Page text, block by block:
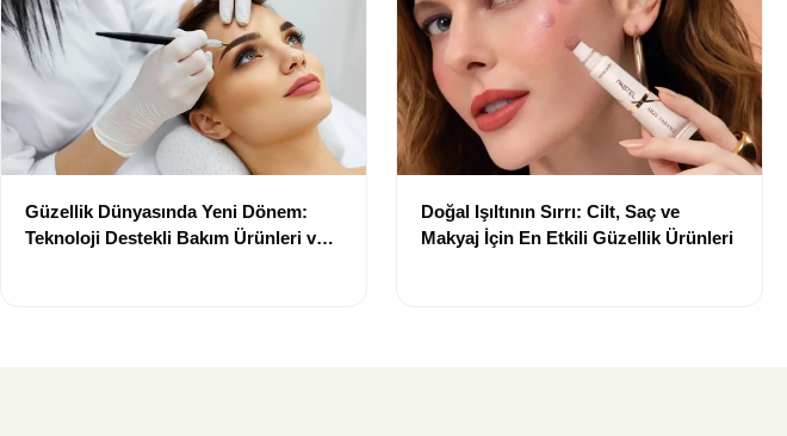
Güzellik Dünyasında Yeni Dönem:
Teknoloji Destekli Bakım Ürünleri ve
Doğal Işıltının Sırrı: Cilt, Saç ve
Makyaj İçin En Etkili Güzellik Ürünleri